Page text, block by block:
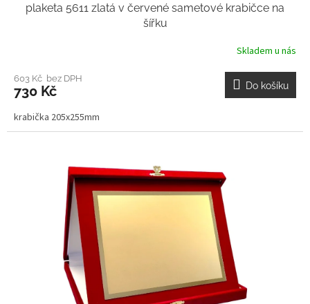
plaketa 5611 zlatá v červené sametové krabičce na
šířku
Skladem u nás
603 Kč bez DPH
730 Kč Do košíku
krabička 205x255mm